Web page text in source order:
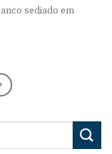
sediado em